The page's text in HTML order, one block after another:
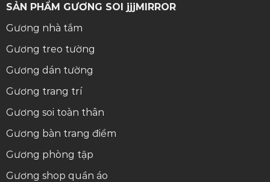
SẢN PHẨM GƯƠNG SOI jjjMIRROR
Gương nhà tắm
Gương treo tường
Gương dán tường
Gương trang trí
Gương soi toàn thân
Gương bàn trang điểm
Gương phòng tập
Gương shop quần áo